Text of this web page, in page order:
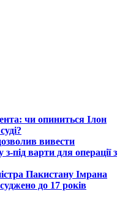
чи опиниться Ілон
вивести
під варти для операції з
Пакистану Імрана
до 17 років